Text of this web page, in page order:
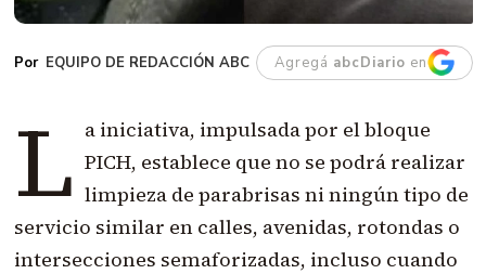
EQUIPO DE REDACCIÓN ABC Agregá abcDiario en
L a iniciativa, impulsada por el bloque
PICH, establece que no se podrá realizar
limpieza de parabrisas ni ningún tipo de
servicio similar en calles, avenidas, rotondas o
intersecciones semaforizadas, incluso cuando